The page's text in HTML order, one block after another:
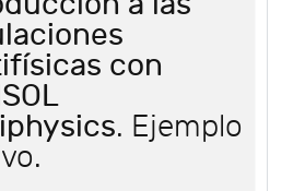
con
. Ejemplo